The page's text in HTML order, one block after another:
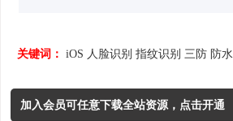
关键词： iOS 人脸识别 指纹识别 三防 防水
加入会员可任意下载全站资源，点击开通